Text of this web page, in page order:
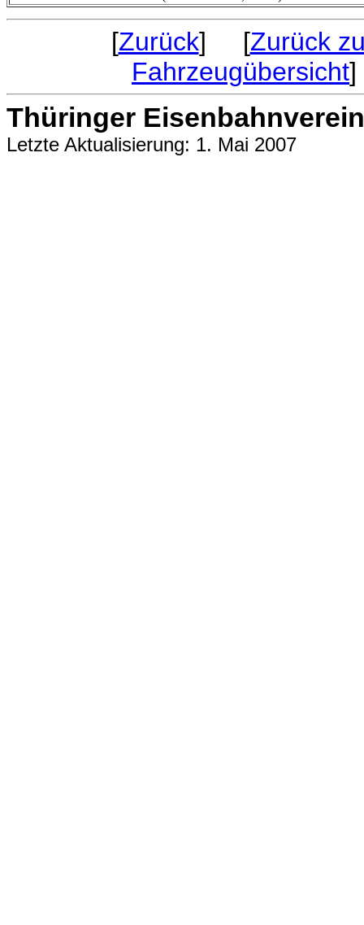
[Zurück] [Zurück
Fahrzeugübersicht
Thüringer
Letzte Aktualisierung: 1. Mai 2007